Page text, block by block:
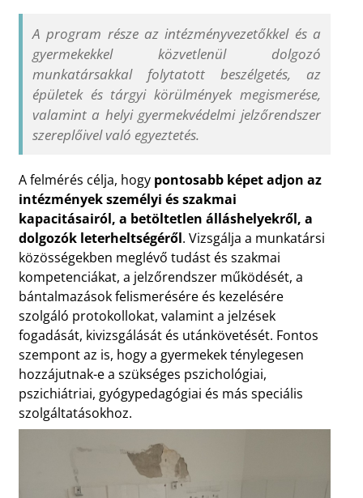
A program része az intézményvezetőkkel és a
gyermekekkel közvetlenül dolgozó
munkatársakkal folytatott beszélgetés, az
épületek és tárgyi körülmények megismerése,
valamint a helyi gyermekvédelmi jelzőrendszer
szereplőivel való egyeztetés.
A felmérés célja, hogy pontosabb képet adjon az
intézmények személyi és szakmai
kapacitásairól, a betöltetlen álláshelyekről, a
dolgozók leterheltségéről. Vizsgálja a munkatársi
közösségekben meglévő tudást és szakmai
kompetenciákat, a jelzőrendszer működését, a
bántalmazások felismerésére és kezelésére
szolgáló protokollokat, valamint a jelzések
fogadását, kivizsgálását és utánkövetését. Fontos
szempont az is, hogy a gyermekek ténylegesen
hozzájutnak-e a szükséges pszichológiai,
pszichiátriai, gyógypedagógiai és más speciális
szolgáltatásokhoz.